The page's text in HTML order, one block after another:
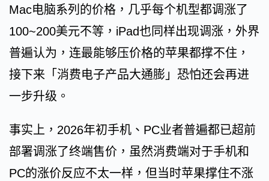
Mac电脑系列的价格，几乎每个机型都调涨了
100~200美元不等，iPad也同样出现调涨，外界
普遍认为，连最能够压价格的苹果都撑不住，
接下来「消费电子产品大通膨」恐怕还会再进
一步升级。
事实上，2026年初手机、PC业者普遍都已超前
部署调涨了终端售价，虽然消费端对于手机和
PC的涨价反应不太一样，但当时苹果撑住不涨